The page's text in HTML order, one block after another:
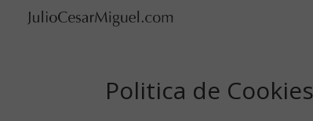
Politica de Cookies